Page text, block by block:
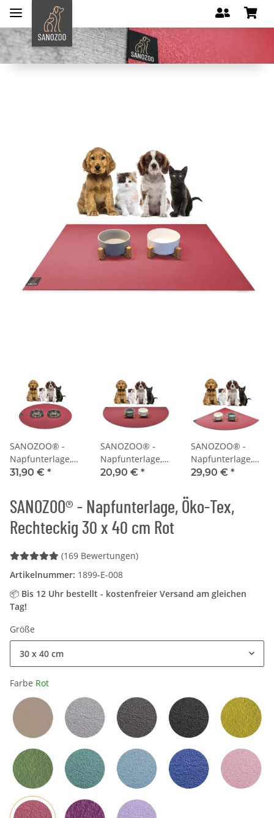
SANOZOO® -
Napfunterlage,
Öko-Tex, Rund
31,90 € *
SANOZOO® -
Napfunterlage,
Öko-Tex,
cm Rot
20,90 € *
SANOZOO® -
Napfunterlage,
Öko-Tex,
cm Rot
29,90 € *
SANOZOO® - Napfunterlage, Öko-Tex,
Rechteckig 30 x 40 cm Rot
(169 Bewertungen)
Artikelnummer: 1899-E-008
📦 Bis 12 Uhr bestellt - kostenfreier Versand am gleichen
Tag!
Größe
30 x 40 cm
Farbe Rot
Sand / BeigeHellgrau Grau Schwarz
Olivgrün Petrol Hellblau